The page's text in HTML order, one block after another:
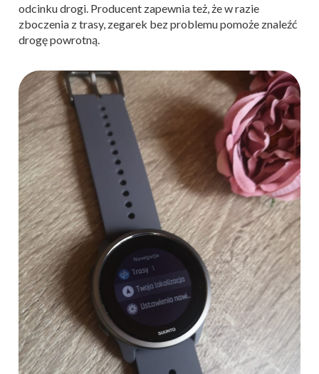
odcinku drogi. Producent zapewnia też, że w razie
zboczenia z trasy, zegarek bez problemu pomoże znaleźć
drogę powrotną.